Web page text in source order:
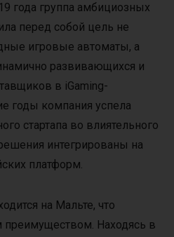
года группа амбициозных
перед собой цель не
игровые автоматы, а
развивающихся и
в iGaming-
годы компания успела
стартапа во влиятельного
интегрированы на
платформ.
на Мальте, что
преимуществом. Находясь в